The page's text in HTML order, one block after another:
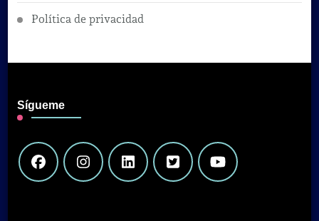
Política de privacidad
Sígueme